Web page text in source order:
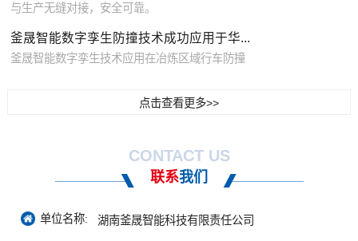
与生产无缝对接，安全可靠。
釜晟智能数字孪生防撞技术成功应用于华...
釜晟智能数字孪生技术应用在冶炼区域行车防撞
点击查看更多>>
CONTACT US
联系我们
单位名称: 湖南釜晟智能科技有限责任公司